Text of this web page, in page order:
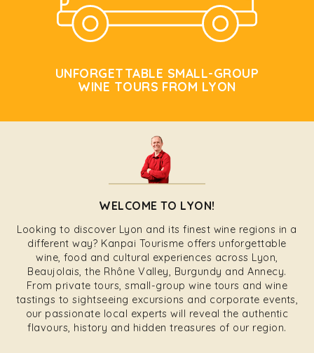
UNFORGETTABLE SMALL-GROUP
WINE TOURS FROM LYON
WELCOME TO LYON!
Looking to discover Lyon and its finest wine regions in a
different way? Kanpai Tourisme offers unforgettable
wine, food and cultural experiences across Lyon,
Beaujolais, the Rhône Valley, Burgundy and Annecy.
From private tours, small-group wine tours and wine
tastings to sightseeing excursions and corporate events,
our passionate local experts will reveal the authentic
flavours, history and hidden treasures of our region.